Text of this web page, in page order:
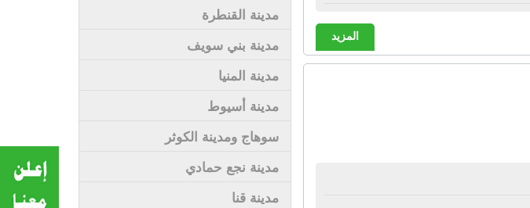
المزيد
مدينة القنطرة
مدينة بني سويف
مدينة المنيا
مدينة أسيوط
سوهاج ومدينة الكوثر
مدينة نجع حمادي
مدينة قنا